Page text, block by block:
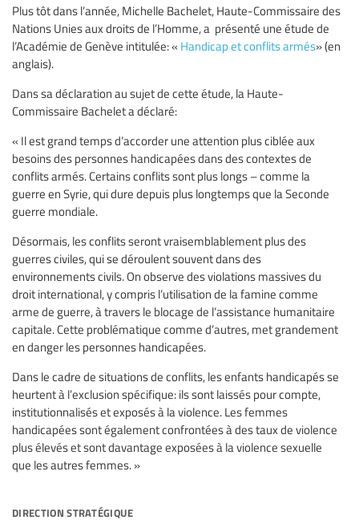
Plus tôt dans l’année, Michelle Bachelet, Haute-Commissaire des
Nations Unies aux droits de l’Homme, a présenté une étude de
l’Académie de Genève intitulée: « Handicap et conflits armés» (en
anglais).
Dans sa déclaration au sujet de cette étude, la Haute-
Commissaire Bachelet a déclaré:
« Il est grand temps d’accorder une attention plus ciblée aux
besoins des personnes handicapées dans des contextes de
conflits armés. Certains conflits sont plus longs – comme la
guerre en Syrie, qui dure depuis plus longtemps que la Seconde
guerre mondiale.
Désormais, les conflits seront vraisemblablement plus des
guerres civiles, qui se déroulent souvent dans des
environnements civils. On observe des violations massives du
droit international, y compris l’utilisation de la famine comme
arme de guerre, à travers le blocage de l’assistance humanitaire
capitale. Cette problématique comme d’autres, met grandement
en danger les personnes handicapées.
Dans le cadre de situations de conflits, les enfants handicapés se
heurtent à l’exclusion spécifique: ils sont laissés pour compte,
institutionnalisés et exposés à la violence. Les femmes
handicapées sont également confrontées à des taux de violence
plus élevés et sont davantage exposées à la violence sexuelle
que les autres femmes. »
direction stratégique